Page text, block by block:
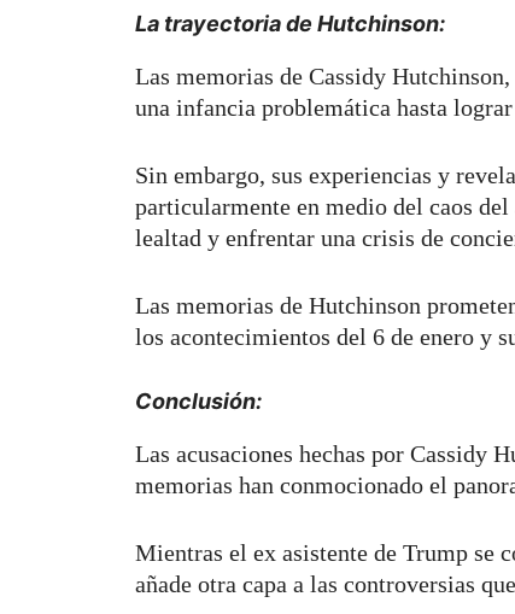
La trayectoria de Hutchinson:
Las memorias de Cassidy
una infancia problemática hasta
Sin embargo, sus experiencias y
particularmente en medio del caos
lealtad y enfrentar una crisis de
Las memorias de Hutchinson
los acontecimientos del 6 de enero y
Conclusión:
Las acusaciones hechas por Cassidy
memorias han conmocionado el
Mientras el ex asistente de Trump se
añade otra capa a las controversias